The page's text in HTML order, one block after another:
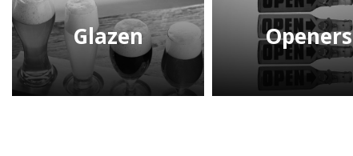
Glazen Openers